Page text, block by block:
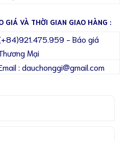
GIÁ VÀ THỜI GIAN GIAO HÀNG :
- Báo giá
Mại
: dauchonggi@gmail.com